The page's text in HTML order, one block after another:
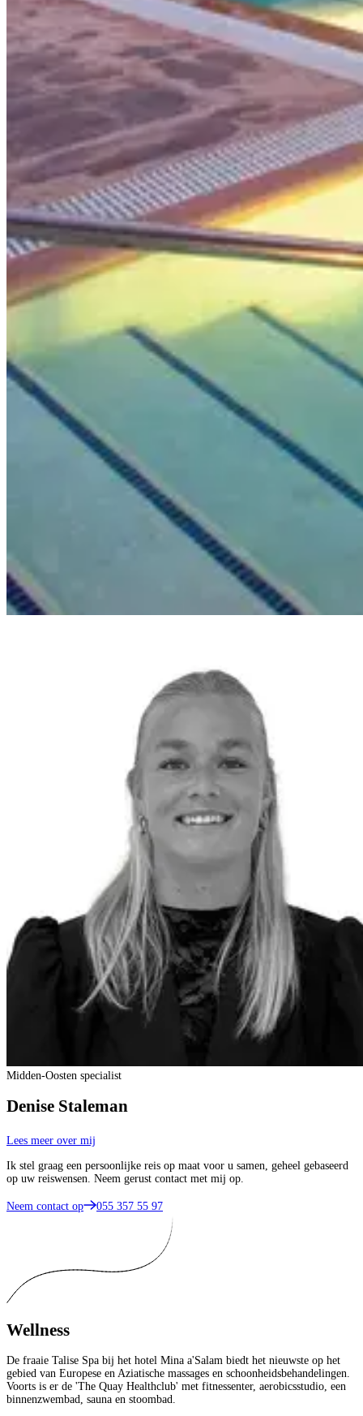
Midden-Oosten specialist
Denise Staleman
Lees meer over mij
Ik stel graag een persoonlijke reis op maat voor u samen, geheel gebaseerd
op uw reiswensen. Neem gerust contact met mij op.
Neem contact op 055 357 55 97
Wellness
De fraaie Talise Spa bij het hotel Mina a'Salam biedt het nieuwste op het
gebied van Europese en Aziatische massages en schoonheidsbehandelingen.
Voorts is er de 'The Quay Healthclub' met fitnessenter, aerobicsstudio, een
binnenzwembad, sauna en stoombad.